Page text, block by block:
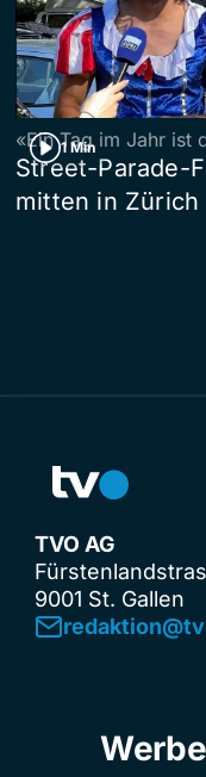
1 Min
«Ein Tag im Jahr ist
Street-Parade-
mitten in Zürich
TVO AG
9001 St. Gallen